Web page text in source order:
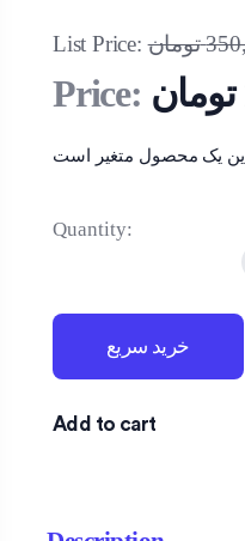
List Price: تومان
Price: تومان
خرید سریع
Quantity:
Add to cart